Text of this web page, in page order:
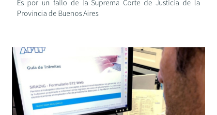
Es por un fallo de la Suprema Corte de Justicia de la
Provincia de Buenos Aires